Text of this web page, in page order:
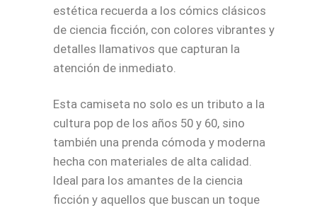
estética recuerda a los cómics clásicos
de ciencia ficción, con colores vibrantes y
detalles llamativos que capturan la
atención de inmediato.
Esta camiseta no solo es un tributo a la
cultura pop de los años 50 y 60, sino
también una prenda cómoda y moderna
hecha con materiales de alta calidad.
Ideal para los amantes de la ciencia
ficción y aquellos que buscan un toque